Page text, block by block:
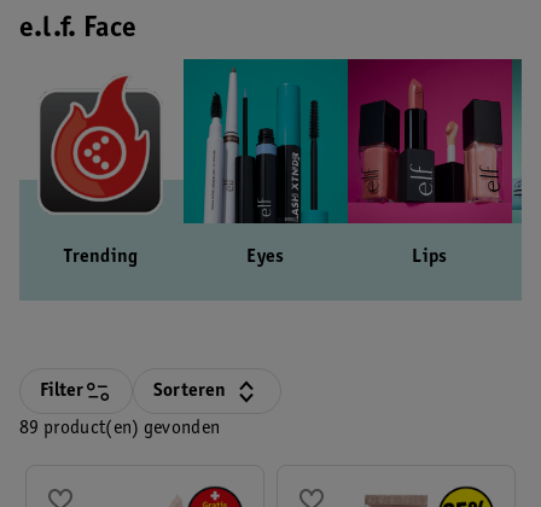
e.l.f. Face
Trending Eyes Lips
89 product(en) gevonden
Filter Sorteren